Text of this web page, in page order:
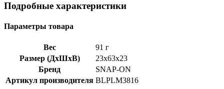
Подробные характеристики
Параметры товара
Вес
91 г
Размер (ДхШхВ)
23x63x23
Бренд
SNAP-ON
Артикул производителя BLPLM3816